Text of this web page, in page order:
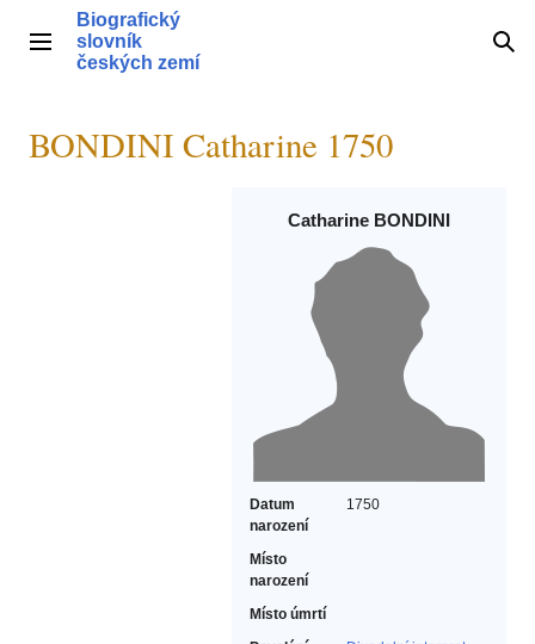
obsahHlavní menu
Biografický
slovník
českých zemí
BONDINI Catharine 1750
Catharine BONDINI
Datum
narození
1750
Místo
narození
Místo úmrtí